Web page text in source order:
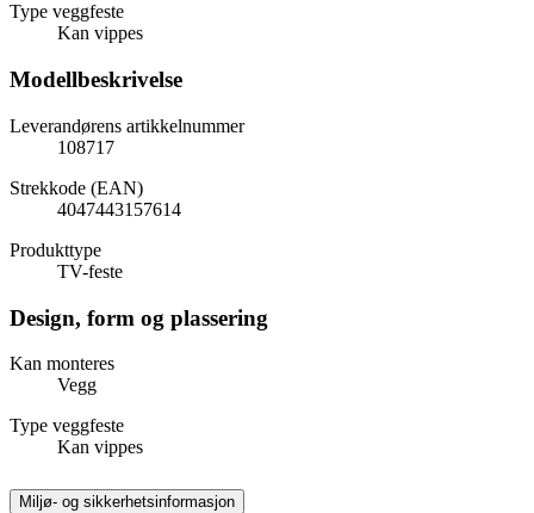
Type veggfeste
Kan vippes
Modellbeskrivelse
Leverandørens artikkelnummer
108717
Strekkode (EAN)
4047443157614
Produkttype
TV-feste
Design, form og plassering
Kan monteres
Vegg
Type veggfeste
Kan vippes
Miljø- og sikkerhetsinformasjon